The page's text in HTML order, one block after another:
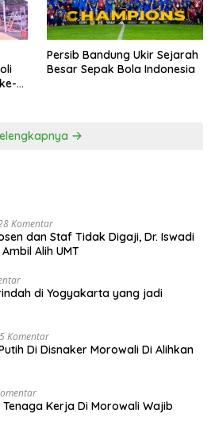
Persib Bandung Ukir Sejarah
Besar Sepak Bola Indonesia
Komentar
dan Staf Tidak Digaji, Dr. Iswadi
Alih UMT
di Yogyakarta yang jadi
5 Komentar
Di Disnaker Morowali Di Alihkan
Kerja Di Morowali Wajib